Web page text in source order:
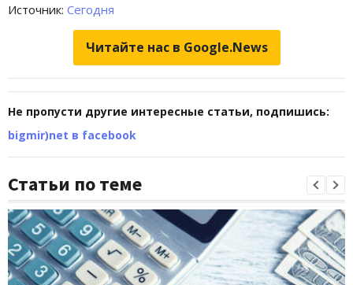
Источник: Сегодня
Читайте нас в Google.News
Не пропусти другие интересные статьи, подпишись:
bigmir)net в facebook
Статьи по теме